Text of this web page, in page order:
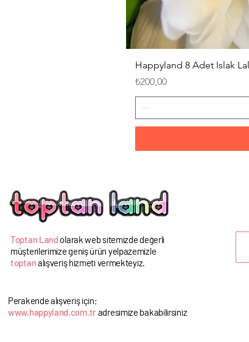
Happyland 8 Adet Islak
Fiyat
₺200,00
Toptan Land olarak web sitemizde değerli
müşterilerimize geniş ürün yelpazemizle
toptanalışveriş hizmeti vermekteyiz.
Perakende alışveriş için;
www.happyland.com.tradresimize bakabilirsiniz